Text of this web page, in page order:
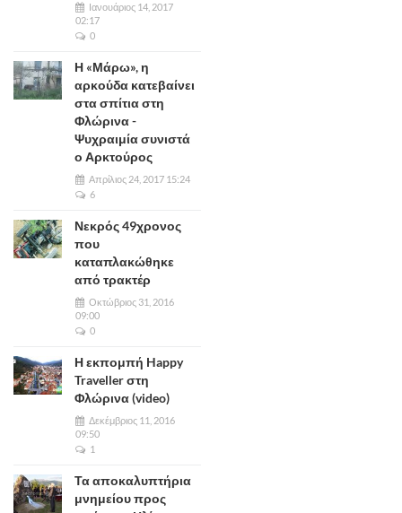
Ιανουάριος 14, 2017
02:17
0
Η «Μάρω», η
αρκούδα κατεβαίνει
στα σπίτια στη
Φλώρινα -
Ψυχραιμία συνιστά
ο Αρκτούρος
Απρίλιος 24, 2017 15:24
6
Νεκρός 49χρονος
που
καταπλακώθηκε
από τρακτέρ
Οκτώβριος 31, 2016
09:00
0
Η εκπομπή Happy
Traveller στη
Φλώρινα (video)
Δεκέμβριος 11, 2016
09:50
1
Τα αποκαλυπτήρια
μνημείου προς